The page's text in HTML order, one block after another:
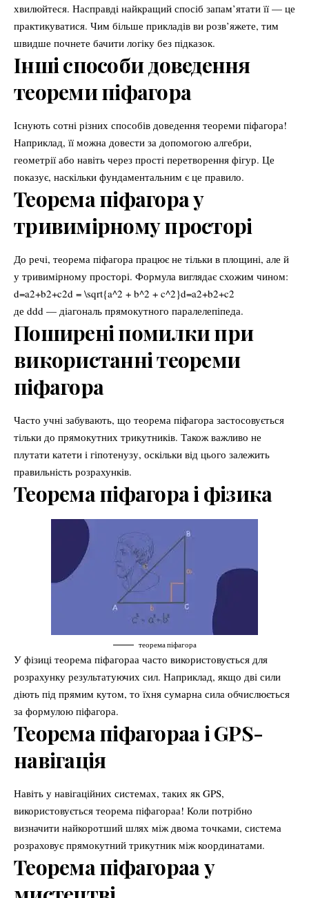
хвилюйтеся. Насправді найкращий спосіб запам’ятати її — це
практикуватися. Чим більше прикладів ви розв’яжете, тим
швидше почнете бачити логіку без підказок.
Інші способи доведення
теореми піфагора
Існують сотні різних способів доведення теореми піфагора!
Наприклад, її можна довести за допомогою алгебри,
геометрії або навіть через прості перетворення фігур. Це
показує, наскільки фундаментальним є це правило.
Теорема піфагора у
тривимірному просторі
До речі, теорема піфагора працює не тільки в площині, але й
у тривимірному просторі. Формула виглядає схожим чином:
d=a2+b2+c2d = \sqrt{a^2 + b^2 + c^2}d=a2+b2+c2​
де ddd — діагональ прямокутного паралелепіпеда.
Поширені помилки при
використанні теореми
піфагора
Часто учні забувають, що теорема піфагора застосовується
тільки до прямокутних трикутників. Також важливо не
плутати катети і гіпотенузу, оскільки від цього залежить
правильність розрахунків.
Теорема піфагора і фізика
теорема піфагора
У фізиці теорема піфагораа часто використовується для
розрахунку результатуючих сил. Наприклад, якщо дві сили
діють під прямим кутом, то їхня сумарна сила обчислюється
за формулою піфагора.
Теорема піфагораа і GPS-
навігація
Навіть у навігаційних системах, таких як GPS,
використовується теорема піфагораа! Коли потрібно
визначити найкоротший шлях між двома точками, система
розраховує прямокутний трикутник між координатами.
Теорема піфагораа у